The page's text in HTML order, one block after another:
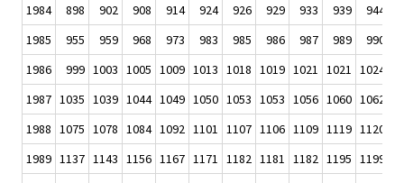
1984
898 902 908 914 924 926 929 933 939 944
1985
955 959 968 973 983 985 986 987 989 990
1986
999 1003 1005 1009 1013 1018 1019 1021 1021 1024
1987 1035 1039 1044 1049 1050 1053 1053 1056 1060 1062
1988 1075 1078 1084 1092 1101 1107 1106 1109 1119 1120
1989 1137 1143 1156 1167 1171 1182 1181 1182 1195 1199